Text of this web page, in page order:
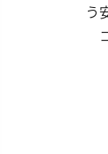
きます）
で開きます）
ウで開きます
う